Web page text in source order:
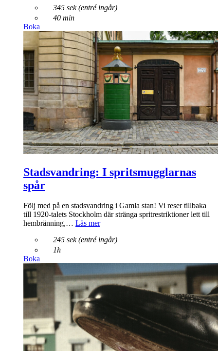
345 sek (entré ingår)
40 min
Boka
Stadsvandring: I spritsmugglarnas
spår
Följ med på en stadsvandring i Gamla stan! Vi reser tillbaka
till 1920-talets Stockholm där stränga spritrestriktioner lett till
hembränning,… Läs mer
245 sek (entré ingår)
1h
Boka